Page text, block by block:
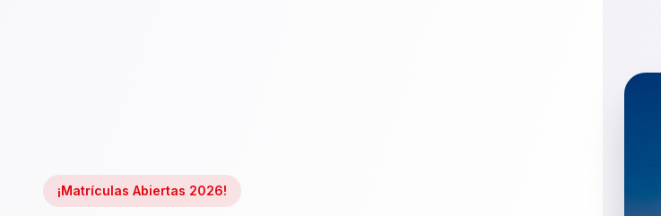
¡Matrículas Abiertas 2026!